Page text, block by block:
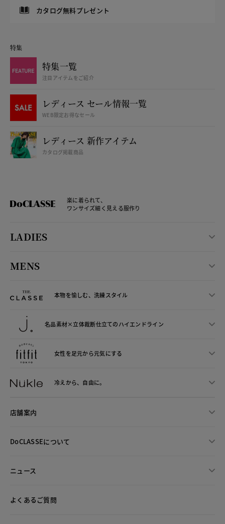
カタログ無料プレゼント
特集
特集一覧
注目アイテムをご紹介
レディース セール情報一覧
WEB限定お得なセール
レディース 新作アイテム
カタログ掲載商品
楽に着られて、
ワンサイズ細く見える服作り
LADIES
MENS
本物を愉しむ、洗練スタイル
名品素材×立体裁断仕立てのハイエンドライン
女性を足元から元気にする
冷えから、 自由に。
店舗案内
DoCLASSEについて
ニュース
よくあるご質問